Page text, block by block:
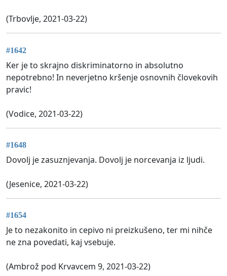
(Trbovlje, 2021-03-22)
#1642
Ker je to skrajno diskriminatorno in absolutno
nepotrebno! In neverjetno kršenje osnovnih človekovih
pravic!
(Vodice, 2021-03-22)
#1648
Dovolj je zasuznjevanja. Dovolj je norcevanja iz ljudi.
(Jesenice, 2021-03-22)
#1654
Je to nezakonito in cepivo ni preizkušeno, ter mi nihče
ne zna povedati, kaj vsebuje.
(Ambrož pod Krvavcem 9, 2021-03-22)